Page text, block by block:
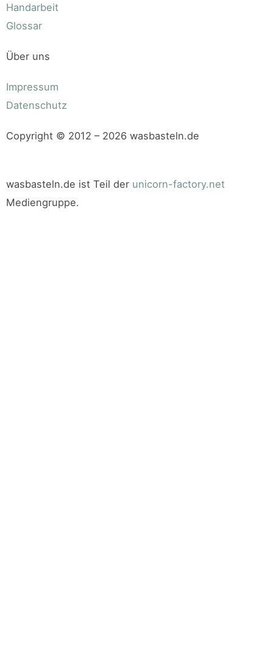
Handarbeit
Glossar
Über uns
Impressum
Datenschutz
Copyright © 2012 – 2026 wasbasteln.de
wasbasteln.de ist Teil der unicorn-factory.net
Mediengruppe.